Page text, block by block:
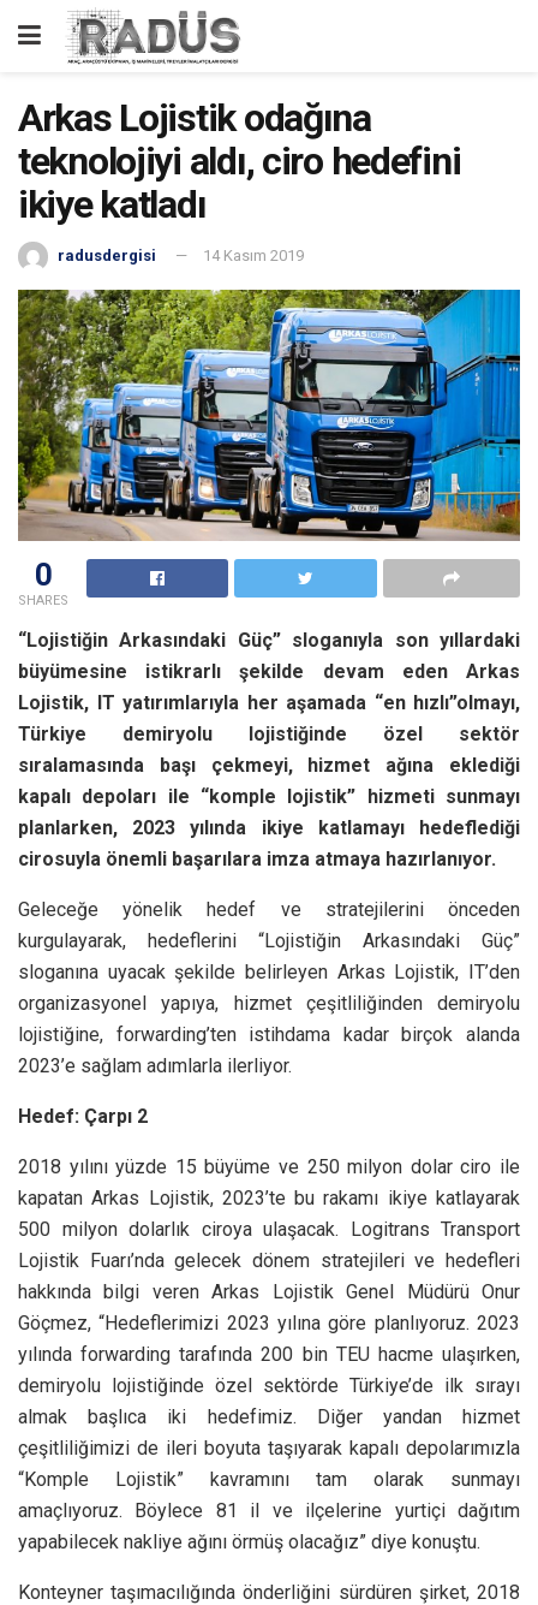
Arkas Lojistik odağına
teknolojiyi aldı, ciro hedefini
ikiye katladı
radusdergisi 14 Kasım 2019
0
SHARES
“Lojistiğin Arkasındaki Güç” sloganıyla son yıllardaki
büyümesine istikrarlı şekilde devam eden Arkas
Lojistik, IT yatırımlarıyla her aşamada “en hızlı”olmayı,
Türkiye demiryolu lojistiğinde özel sektör
sıralamasında başı çekmeyi, hizmet ağına eklediği
kapalı depoları ile “komple lojistik” hizmeti sunmayı
planlarken, 2023 yılında ikiye katlamayı hedeflediği
cirosuyla önemli başarılara imza atmaya hazırlanıyor.
Geleceğe yönelik hedef ve stratejilerini önceden
kurgulayarak, hedeflerini “Lojistiğin Arkasındaki Güç”
sloganına uyacak şekilde belirleyen Arkas Lojistik, IT’den
organizasyonel yapıya, hizmet çeşitliliğinden demiryolu
lojistiğine, forwarding’ten istihdama kadar birçok alanda
2023’e sağlam adımlarla ilerliyor.
Hedef: Çarpı 2
2018 yılını yüzde 15 büyüme ve 250 milyon dolar ciro ile
kapatan Arkas Lojistik, 2023’te bu rakamı ikiye katlayarak
500 milyon dolarlık ciroya ulaşacak. Logitrans Transport
Lojistik Fuarı’nda gelecek dönem stratejileri ve hedefleri
hakkında bilgi veren Arkas Lojistik Genel Müdürü Onur
Göçmez, “Hedeflerimizi 2023 yılına göre planlıyoruz. 2023
yılında forwarding tarafında 200 bin TEU hacme ulaşırken,
demiryolu lojistiğinde özel sektörde Türkiye’de ilk sırayı
almak başlıca iki hedefimiz. Diğer yandan hizmet
çeşitliliğimizi de ileri boyuta taşıyarak kapalı depolarımızla
“Komple Lojistik” kavramını tam olarak sunmayı
amaçlıyoruz. Böylece 81 il ve ilçelerine yurtiçi dağıtım
yapabilecek nakliye ağını örmüş olacağız” diye konuştu.
Konteyner taşımacılığında önderliğini sürdüren şirket, 2018